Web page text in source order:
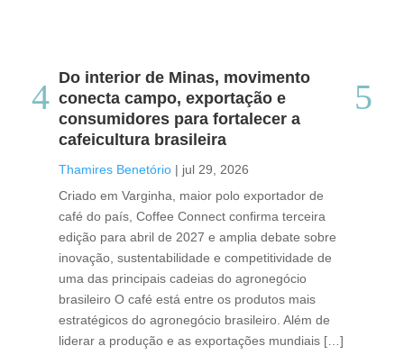
Do interior de Minas, movimento
conecta campo, exportação e
consumidores para fortalecer a
cafeicultura brasileira
Thamires Benetório | jul 29, 2026
Criado em Varginha, maior polo exportador de
café do país, Coffee Connect confirma terceira
edição para abril de 2027 e amplia debate sobre
inovação, sustentabilidade e competitividade de
uma das principais cadeias do agronegócio
brasileiro O café está entre os produtos mais
estratégicos do agronegócio brasileiro. Além de
liderar a produção e as exportações mundiais […]